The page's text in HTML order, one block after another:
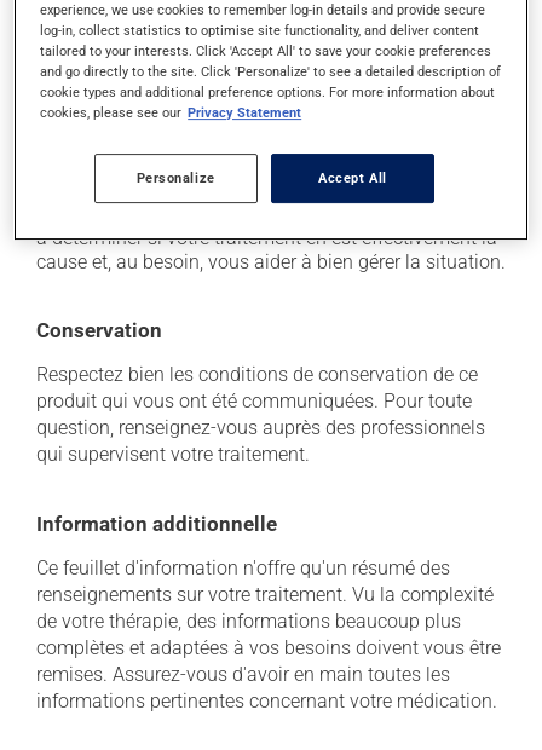
il peut causer picotements et démangeaisons;
il peut entraîner une baisse de tension artérielle qui
causerait de la faiblesse et des étourdissements.
Chaque personne peut réagir différemment à un
mentionné ici ou non, discutez-en avec votre
à déterminer si votre traitement en est effectivement la
cause et, au besoin, vous aider à bien gérer la situation.
Conservation
Respectez bien les conditions de conservation de ce
produit qui vous ont été communiquées. Pour toute
question, renseignez-vous auprès des professionnels
qui supervisent votre traitement.
Information additionnelle
Ce feuillet d'information n'offre qu'un résumé des
renseignements sur votre traitement. Vu la complexité
de votre thérapie, des informations beaucoup plus
complètes et adaptées à vos besoins doivent vous être
remises. Assurez-vous d'avoir en main toutes les
informations pertinentes concernant votre médication.
experience, we use cookies to remember log-in details and provide secure
log-in, collect statistics to optimise site functionality, and deliver content
tailored to your interests. Click 'Accept All' to save your cookie preferences
and go directly to the site. Click 'Personalize' to see a detailed description of
cookie types and additional preference options. For more information about
cookies, please see our Privacy Statement
Personalize Accept All